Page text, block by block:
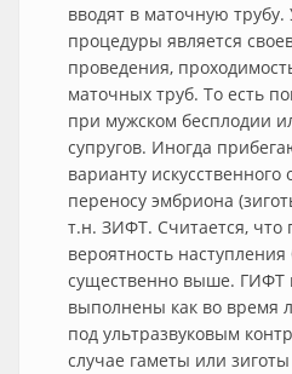
вводят в маточную трубу.
процедуры является
проведения,
маточных труб. То есть
при мужском бесплодии
супругов. Иногда
варианту
переносу эмбриона
т.н. ЗИФТ. Считается,
вероятность
существенно выше. ГИФТ
выполнены как во время
под ультразвуковым
случае гаметы или